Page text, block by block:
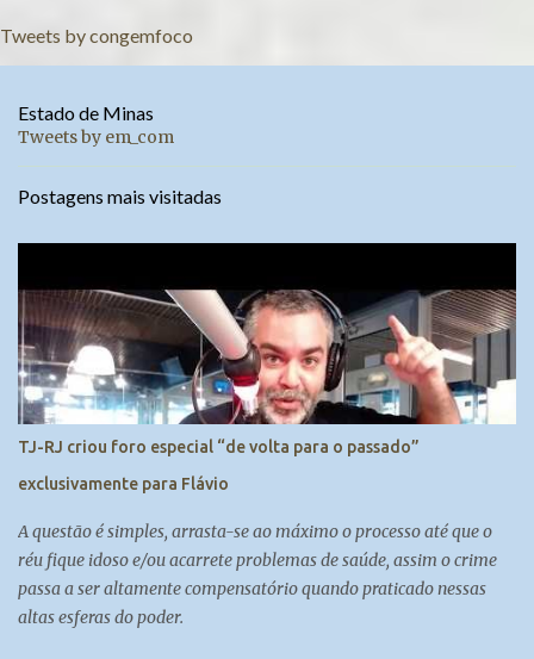
Tweets by congemfoco
Estado de Minas
Tweets by em_com
Postagens mais visitadas
TJ-RJ criou foro especial “de volta para o passado”
exclusivamente para Flávio
A questão é simples, arrasta-se ao máximo o processo até que o
réu fique idoso e/ou acarrete problemas de saúde, assim o crime
passa a ser altamente compensatório quando praticado nessas
altas esferas do poder.